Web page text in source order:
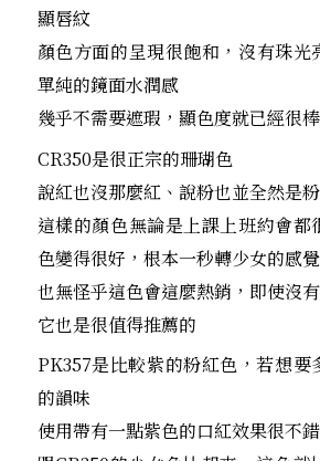
顯唇紋
顏色方面的呈現很飽和，沒有珠光
單純的鏡面水潤感
幾乎不需要遮瑕，顯色度就已經很
CR350是很正宗的珊瑚色
說紅也沒那麼紅、說粉也並全然是
這樣的顏色無論是上課上班約會都
色變得很好，根本一秒轉少女的感覺
也無怪乎這色會這麼熱銷，即使沒
它也是很值得推薦的
PK357是比較紫的粉紅色，若想要
的韻味
使用帶有一點紫色的口紅效果很不